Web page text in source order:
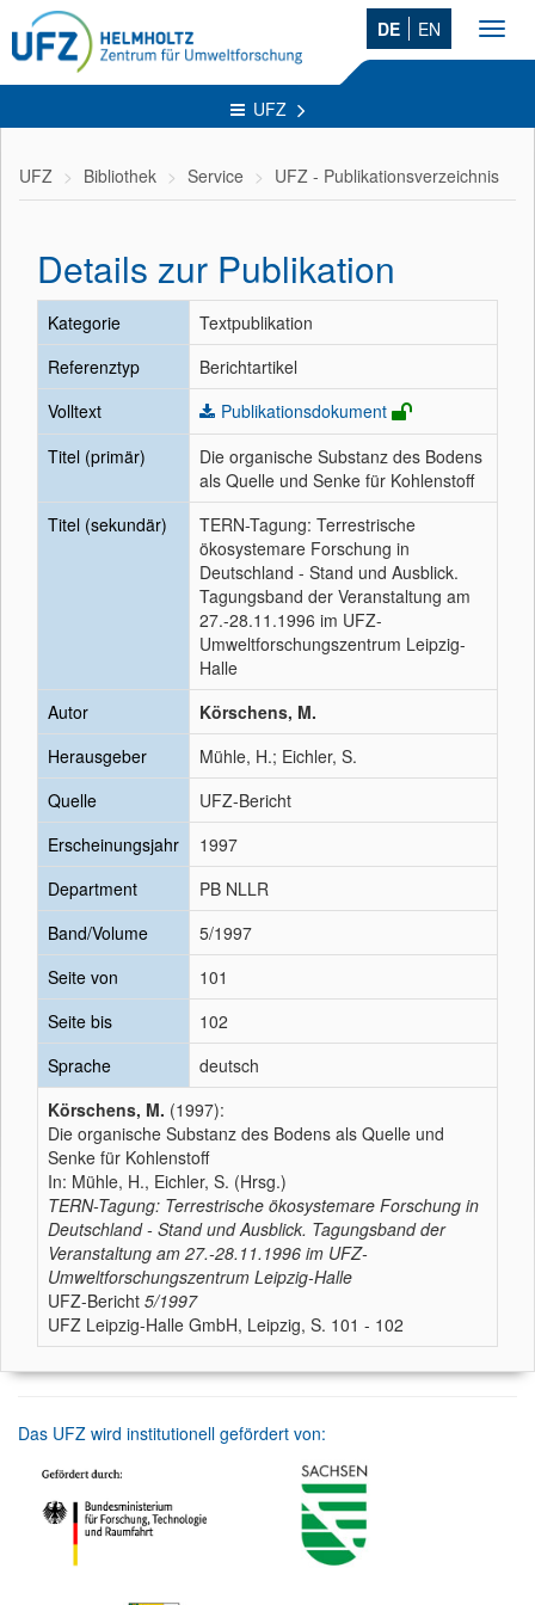
DE EN
UFZ
UFZ Bibliothek Service UFZ - Publikationsverzeichnis
Details zur Publikation
Kategorie
Textpublikation
Referenztyp
Berichtartikel
Volltext
Publikationsdokument
Titel (primär)
Die organische Substanz des Bodens
als Quelle und Senke für Kohlenstoff
Titel (sekundär)
TERN-Tagung: Terrestrische
ökosystemare Forschung in
Deutschland - Stand und Ausblick.
Tagungsband der Veranstaltung am
27.-28.11.1996 im UFZ-
Umweltforschungszentrum Leipzig-
Halle
Autor
Körschens, M.
Herausgeber
Mühle, H.; Eichler, S.
Quelle
UFZ-Bericht
Erscheinungsjahr
1997
Department
PB NLLR
Band/Volume
5/1997
Seite von
101
Seite bis
102
Sprache
deutsch
Körschens, M. (1997):
Die organische Substanz des Bodens als Quelle und
Senke für Kohlenstoff
In: Mühle, H., Eichler, S. (Hrsg.)
TERN-Tagung: Terrestrische ökosystemare Forschung in
Deutschland - Stand und Ausblick. Tagungsband der
Veranstaltung am 27.-28.11.1996 im UFZ-
Umweltforschungszentrum Leipzig-Halle
UFZ-Bericht 5/1997
UFZ Leipzig-Halle GmbH, Leipzig, S. 101 - 102
Das UFZ wird institutionell gefördert von: